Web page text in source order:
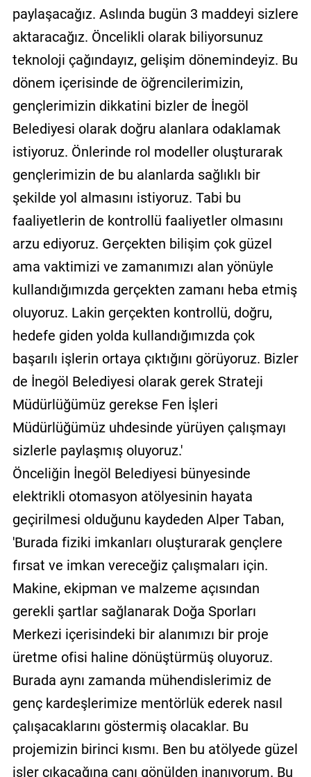
paylaşacağız. Aslında bugün 3 maddeyi sizlere
aktaracağız. Öncelikli olarak biliyorsunuz
teknoloji çağındayız, gelişim dönemindeyiz. Bu
dönem içerisinde de öğrencilerimizin,
gençlerimizin dikkatini bizler de İnegöl
Belediyesi olarak doğru alanlara odaklamak
istiyoruz. Önlerinde rol modeller oluşturarak
gençlerimizin de bu alanlarda sağlıklı bir
şekilde yol almasını istiyoruz. Tabi bu
faaliyetlerin de kontrollü faaliyetler olmasını
arzu ediyoruz. Gerçekten bilişim çok güzel
ama vaktimizi ve zamanımızı alan yönüyle
kullandığımızda gerçekten zamanı heba etmiş
oluyoruz. Lakin gerçekten kontrollü, doğru,
hedefe giden yolda kullandığımızda çok
başarılı işlerin ortaya çıktığını görüyoruz. Bizler
de İnegöl Belediyesi olarak gerek Strateji
Müdürlüğümüz gerekse Fen İşleri
Müdürlüğümüz uhdesinde yürüyen çalışmayı
sizlerle paylaşmış oluyoruz.'
Önceliğin İnegöl Belediyesi bünyesinde
elektrikli otomasyon atölyesinin hayata
geçirilmesi olduğunu kaydeden Alper Taban,
'Burada fiziki imkanları oluşturarak gençlere
fırsat ve imkan vereceğiz çalışmaları için.
Makine, ekipman ve malzeme açısından
gerekli şartlar sağlanarak Doğa Sporları
Merkezi içerisindeki bir alanımızı bir proje
üretme ofisi haline dönüştürmüş oluyoruz.
Burada aynı zamanda mühendislerimiz de
genç kardeşlerimize mentörlük ederek nasıl
çalışacaklarını göstermiş olacaklar. Bu
projemizin birinci kısmı. Ben bu atölyede güzel
işler çıkacağına canı gönülden inanıyorum. Bu